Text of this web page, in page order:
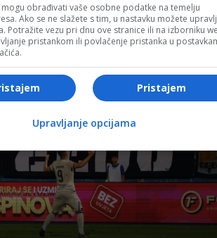
nakon pobjede u debiju: „Ovo je
početak za budućnost“
obrađivati vaše osobne podatke na temelju
Ako se ne slažete s tim, u nastavku možete
Potražite vezu pri dnu ove stranice ili na izborniku
pristankom ili povlačenje pristanka u
Pristajem
Upravljanje opcijama